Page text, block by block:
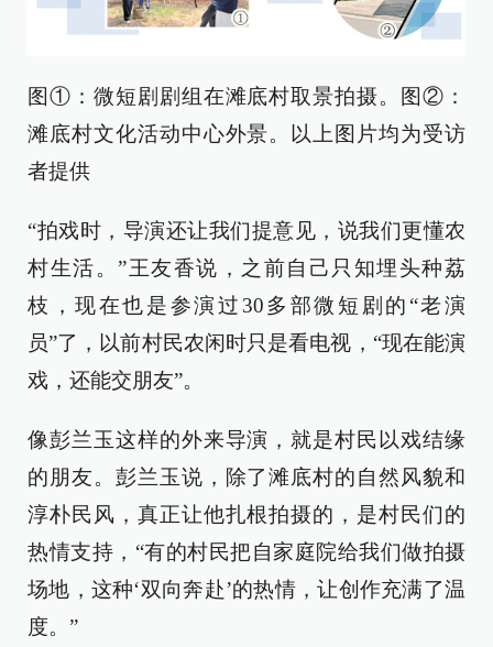
图①：微短剧剧组在滩底村取景拍摄。图②：
滩底村文化活动中心外景。以上图片均为受访
者提供
“拍戏时，导演还让我们提意见，说我们更懂农
村生活。”王友香说，之前自己只知埋头种荔
枝，现在也是参演过30多部微短剧的“老演
员”了，以前村民农闲时只是看电视，“现在能演
戏，还能交朋友”。
像彭兰玉这样的外来导演，就是村民以戏结缘
的朋友。彭兰玉说，除了滩底村的自然风貌和
淳朴民风，真正让他扎根拍摄的，是村民们的
热情支持，“有的村民把自家庭院给我们做拍摄
场地，这种‘双向奔赴’的热情，让创作充满了温
度。”